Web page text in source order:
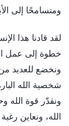
ومتسامحًا إلى
لقد قادنا هذا
خطوة إلى عمل
ونخضع للعديد من
شخصية الله
ونقدّر قوة الله
الله، ونعاين